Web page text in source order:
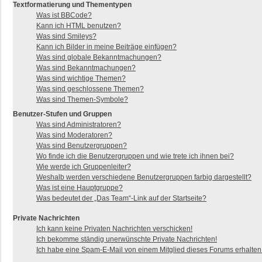
Textformatierung und Thementypen
Was ist BBCode?
Kann ich HTML benutzen?
Was sind Smileys?
Kann ich Bilder in meine Beiträge einfügen?
Was sind globale Bekanntmachungen?
Was sind Bekanntmachungen?
Was sind wichtige Themen?
Was sind geschlossene Themen?
Was sind Themen-Symbole?
Benutzer-Stufen und Gruppen
Was sind Administratoren?
Was sind Moderatoren?
Was sind Benutzergruppen?
Wo finde ich die Benutzergruppen und wie trete ich ihnen bei?
Wie werde ich Gruppenleiter?
Weshalb werden verschiedene Benutzergruppen farbig dargestellt?
Was ist eine Hauptgruppe?
Was bedeutet der „Das Team“-Link auf der Startseite?
Private Nachrichten
Ich kann keine Privaten Nachrichten verschicken!
Ich bekomme ständig unerwünschte Private Nachrichten!
Ich habe eine Spam-E-Mail von einem Mitglied dieses Forums